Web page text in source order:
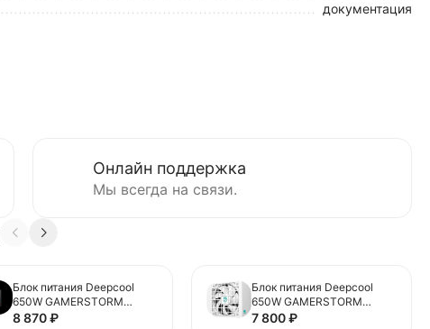
документация
Онлайн поддержка
Мы всегда на связи.
Блок питания Deepcool
650W GAMERSTORM
PS650G 16 Pin (PCIe 5.0
8 870₽
Блок питания Deepcool
650W GAMERSTORM
PS650G WH White 16 Pin
7 800₽